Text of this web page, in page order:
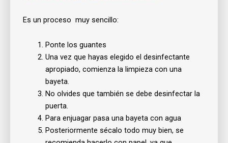
Es un proceso muy sencillo:
Ponte los guantes
Una vez que hayas elegido el desinfectante
apropiado, comienza la limpieza con una
bayeta.
No olvides que también se debe desinfectar la
puerta.
Para enjuagar pasa una bayeta con agua
Posteriormente sécalo todo muy bien, se